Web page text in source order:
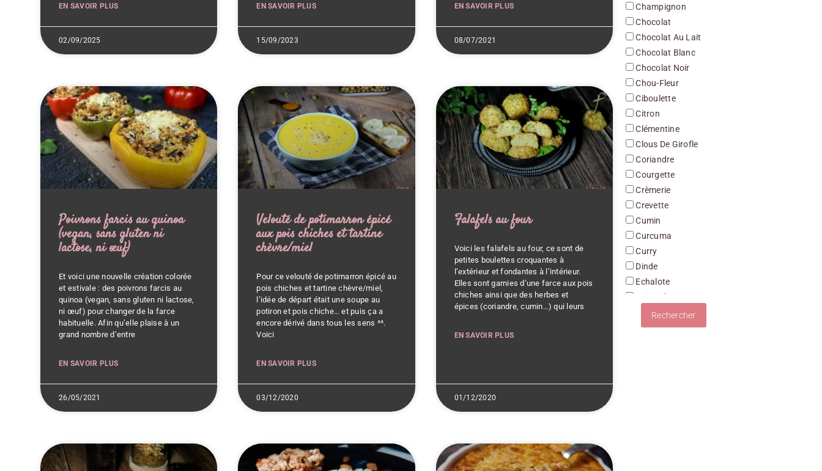
EN SAVOIR PLUS
02/09/2025
EN SAVOIR PLUS
15/09/2023
EN SAVOIR PLUS
08/07/2021
Poivrons farcis au quinoa
(vegan, sans gluten ni
lactose, ni œuf)
Et voici une nouvelle création colorée
et estivale : des poivrons farcis au
quinoa (vegan, sans gluten ni lactose,
ni œuf) pour changer de la farce
habituelle. Afin qu’elle plaise à un
grand nombre d’entre
EN SAVOIR PLUS
26/05/2021
Velouté de potimarron épicé
aux pois chiches et tartine
chèvre/miel
Pour ce velouté de potimarron épicé au
pois chiches et tartine chèvre/miel,
l’idée de départ était une soupe au
potiron et pois chiche… et puis ça a
encore dérivé dans tous les sens ^^.
Voici
EN SAVOIR PLUS
03/12/2020
Falafels au four
Voici les falafels au four, ce sont de
petites boulettes croquantes à
l’extérieur et fondantes à l’intérieur.
Elles sont garnies d’une farce aux pois
chiches ainsi que des herbes et
épices (coriandre, cumin…) qui leurs
EN SAVOIR PLUS
01/12/2020
Champignon
Chocolat
Chocolat Au Lait
Chocolat Blanc
Chocolat Noir
Chou-Fleur
Ciboulette
Citron
Clémentine
Clous De Girofle
Coriandre
Courgette
Crèmerie
Crevette
Cumin
Curcuma
Curry
Dinde
Echalote
Epinard
Etoile De Badiane
Féculents